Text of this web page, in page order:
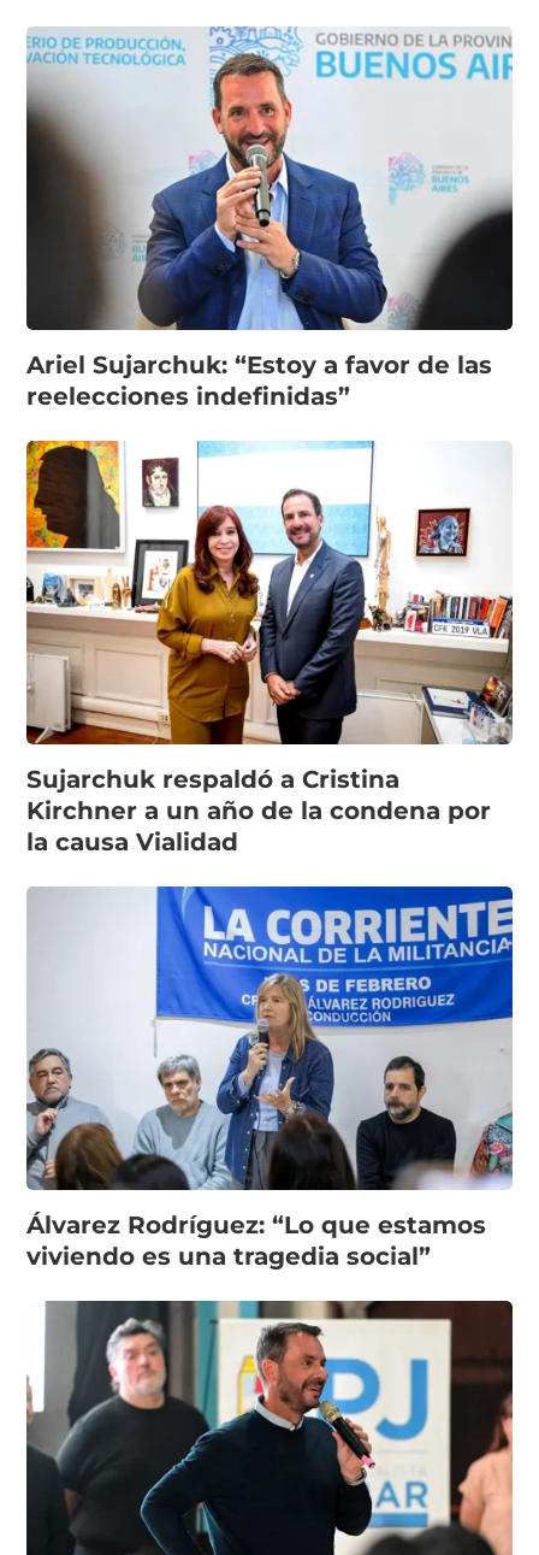
Ariel Sujarchuk: “Estoy a favor de las
reelecciones indefinidas”
Sujarchuk respaldó a Cristina
Kirchner a un año de la condena por
la causa Vialidad
Álvarez Rodríguez: “Lo que estamos
viviendo es una tragedia social”